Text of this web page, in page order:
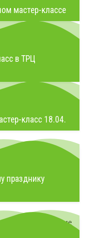
мастер-классе
в ТРЦ
класс 18.04.
празднику